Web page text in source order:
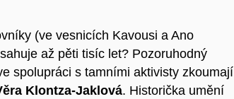
(ve vesnicích Kavousi a Ano
až pěti tisíc let? Pozoruhodný
spolupráci s tamními aktivisty zkoumají
Klontza-Jaklová. Historička umění